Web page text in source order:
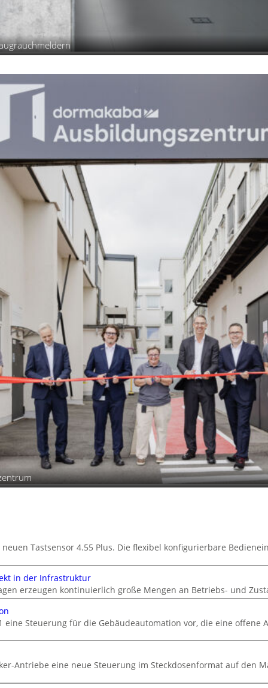
Tastsensor 4.55 Plus. Die flexibel konfigurierbare
in der Infrastruktur
erzeugen kontinuierlich große Mengen an Betriebs- und
eine Steuerung für die Gebäudeautomation vor, die eine
Antriebe eine neue Steuerung im Steckdosenformat auf den